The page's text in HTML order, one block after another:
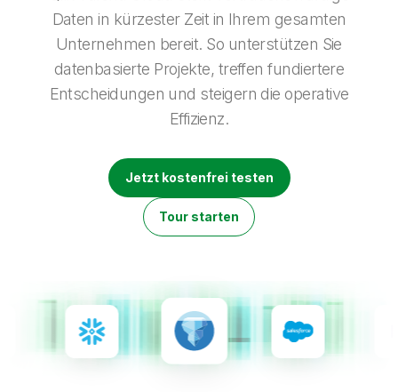
Produktdokumentation
Presse
Weltweite Niederlassungen
Qlik
Talend
Daten in kürzester Zeit in Ihrem gesamten
Unternehmen bereit. So unterstützen Sie
datenbasierte Projekte, treffen fundiertere
Entscheidungen und steigern die operative
Effizienz.
Jetzt kostenfrei testen
Tour starten